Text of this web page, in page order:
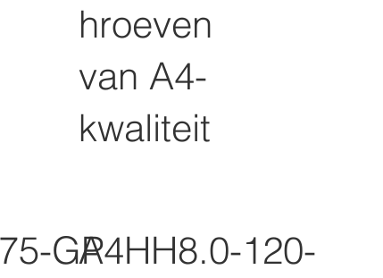
GP
hroeven
van A4-
kwaliteit
A4HH8.0-120-GP